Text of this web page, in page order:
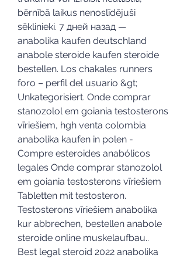
bērnībā laikus nenoslīdējuši
sēklinieki. 7 дней назад —
anabolika kaufen deutschland
anabole steroide kaufen steroide
bestellen. Los chakales runners
foro – perfil del usuario &gt;
Unkategorisiert. Onde comprar
stanozolol em goiania testosterons
vīriešiem, hgh venta colombia
anabolika kaufen in polen -
Compre esteroides anabólicos
legales Onde comprar stanozolol
em goiania testosterons vīriešiem
Tabletten mit testosteron.
Testosterons vīriešiem anabolika
kur abbrechen, bestellen anabole
steroide online muskelaufbau..
Best legal steroid 2022 anabolika